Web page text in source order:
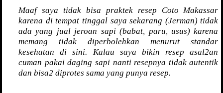
Maaf saya tidak bisa praktek resep Coto Makassar
karena di tempat tinggal saya sekarang (Jerman) tidak
ada yang jual jeroan sapi (babat, paru, usus) karena
memang tidak diperbolehkan menurut standar
kesehatan di sini. Kalau saya bikin resep asal2an
cuman pakai daging sapi nanti resepnya tidak autentik
dan bisa2 diprotes sama yang punya resep.